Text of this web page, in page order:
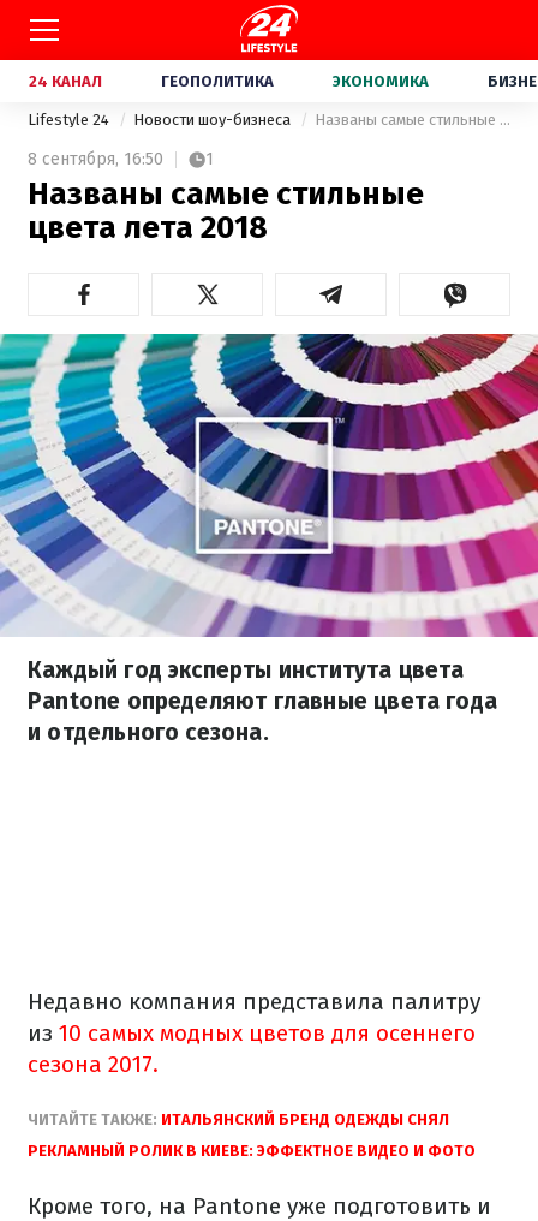
24 КАНАЛ ГЕОПОЛИТИКА ЭКОНОМИКА
Lifestyle 24 Новости шоу-бизнеса Названы самые стильные цвета лета 2018
8 сентября, 16:50 1
Названы самые стильные
цвета лета 2018
Каждый год эксперты института цвета
Pantone определяют главные цвета года
и отдельного сезона.
Недавно компания представила палитру
из 10 самых модных цветов для осеннего
сезона 2017.
ЧИТАЙТЕ ТАКЖЕ: ИТАЛЬЯНСКИЙ БРЕНД ОДЕЖДЫ СНЯЛ
РЕКЛАМНЫЙ РОЛИК В КИЕВЕ: ЭФФЕКТНОЕ ВИДЕО И ФОТО
Кроме того, на Pantone уже подготовить и